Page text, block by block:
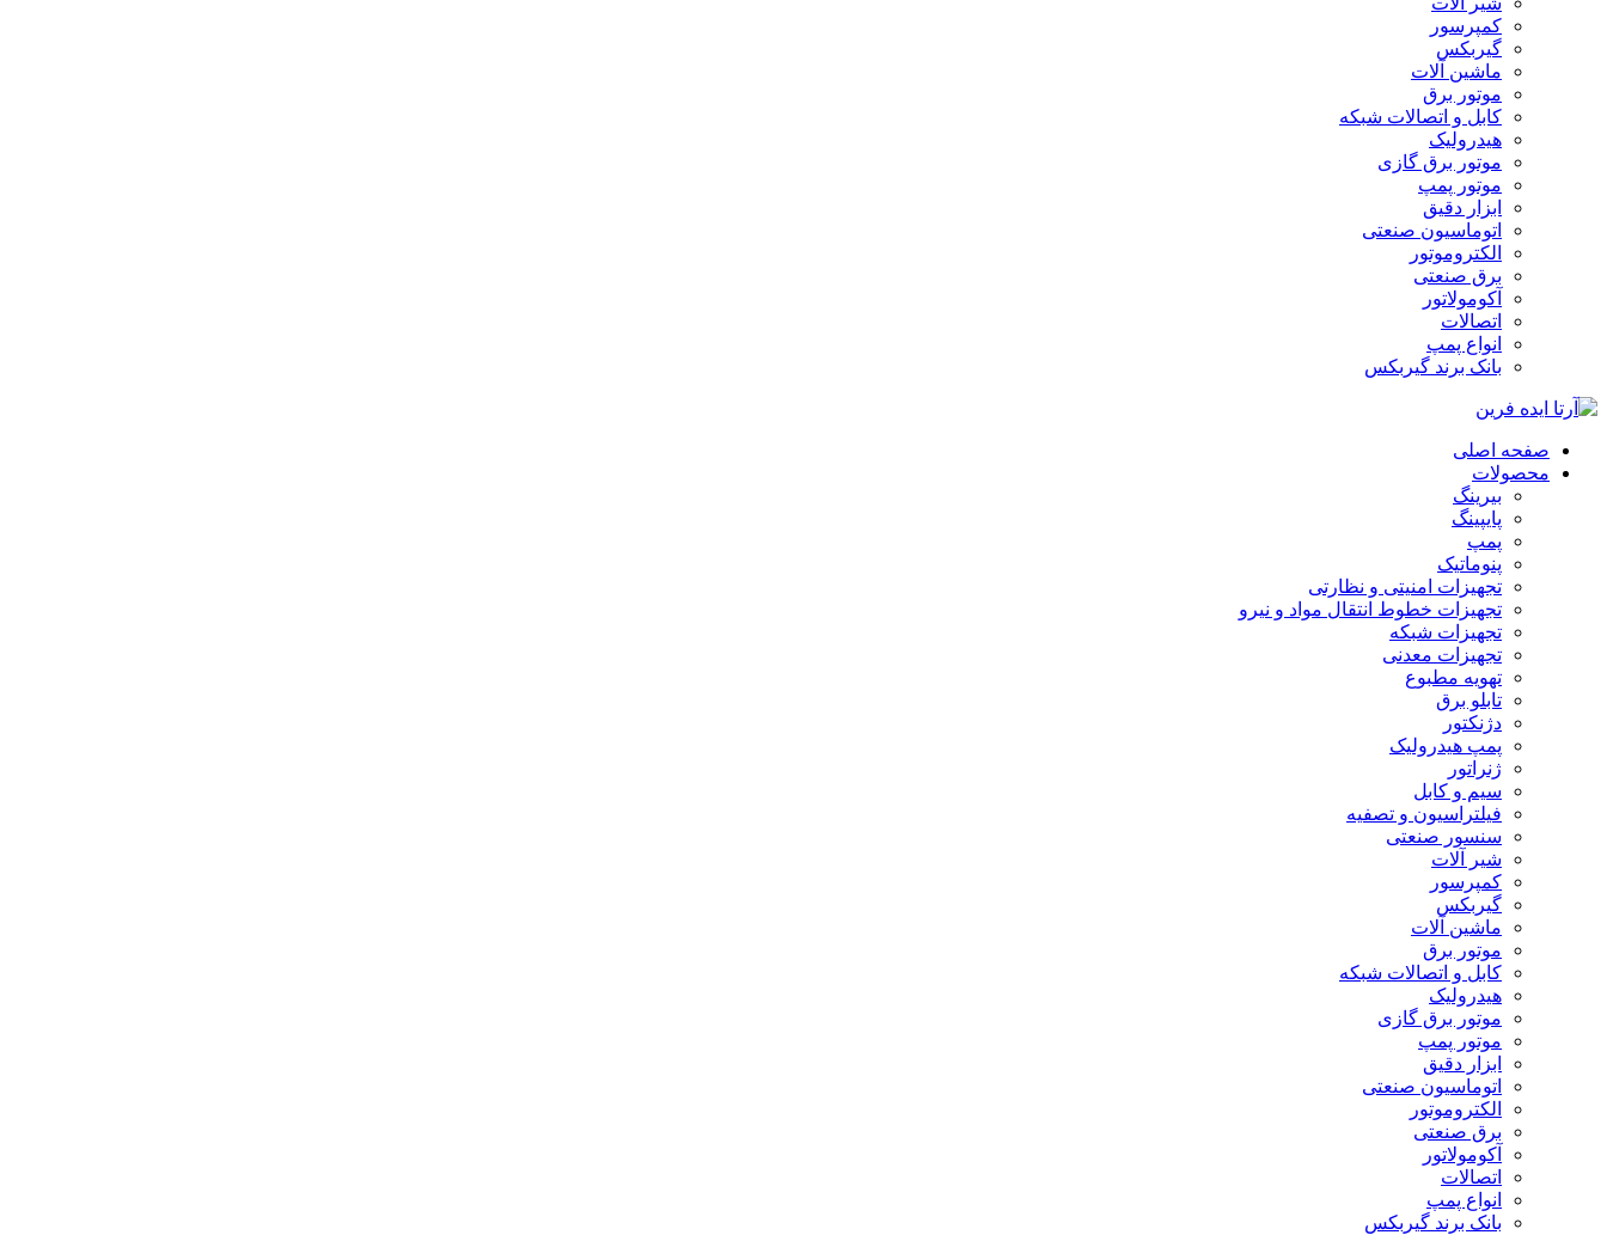
کمپرسور
گیربکس
ماشین آلات
موتور برق
کابل و اتصالات شبکه
هیدرولیک
موتور برق گازی
موتور پمپ
ابزار دقیق
اتوماسیون صنعتی
الکتروموتور
برق صنعتی
آکومولاتور
اتصالات
انواع پمپ
بانک برند گیربکس
صفحه اصلی
محصولات
بیرینگ
پایپینگ
پمپ
پنوماتیک
تجهیزات امنیتی و نظارتی
تجهیزات خطوط انتقال مواد و نیرو
تجهیزات شبکه
تجهیزات معدنی
تهویه مطبوع
تابلو برق
دژنکتور
پمپ هیدرولیک
ژنراتور
سیم و کابل
فیلتراسیون و تصفیه
سنسور صنعتی
شیر آلات
کمپرسور
گیربکس
ماشین آلات
موتور برق
کابل و اتصالات شبکه
هیدرولیک
موتور برق گازی
موتور پمپ
ابزار دقیق
اتوماسیون صنعتی
الکتروموتور
برق صنعتی
آکومولاتور
اتصالات
انواع پمپ
بانک برند گیربکس